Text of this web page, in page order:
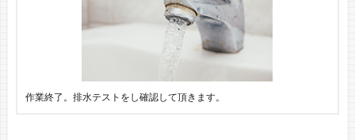
作業終了。排水テストをし確認して頂きます。